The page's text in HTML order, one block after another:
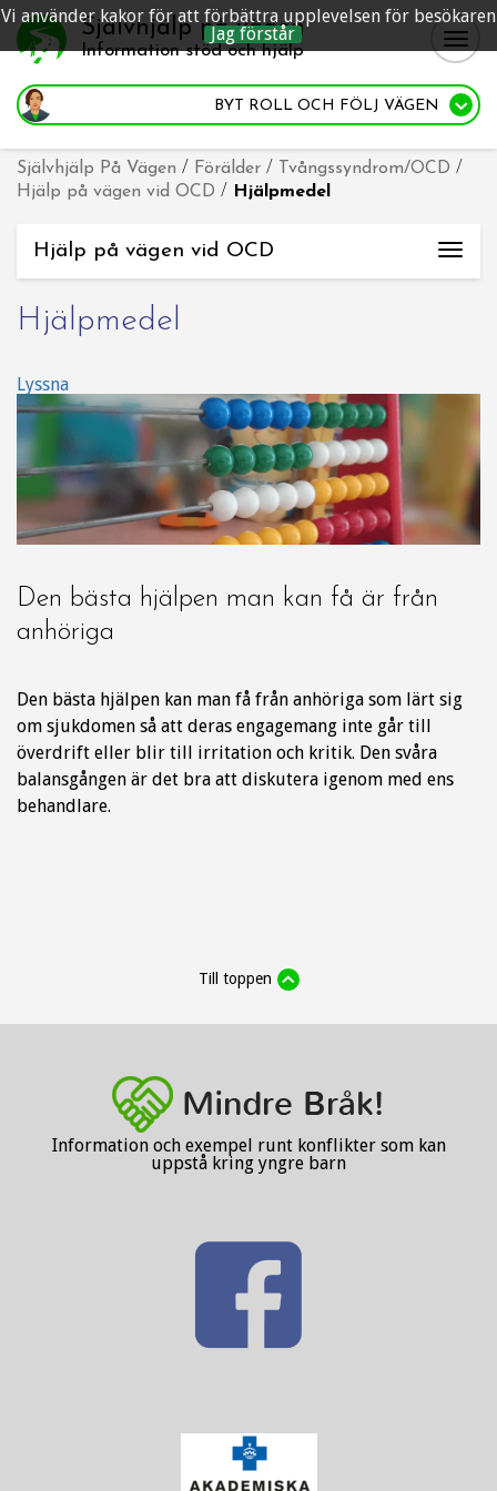
Vi använder kakor för att förbättra upplevelsen för besökaren
Jag förstår
Självhjälp på vägen
Information stöd och hjälp
BYT ROLL OCH FÖLJ VÄGEN
Självhjälp På Vägen / Förälder / Tvångssyndrom/OCD /
Hjälp på vägen vid OCD / Hjälpmedel
Hjälp på vägen vid OCD
Hjälpmedel
Lyssna
Den bästa hjälpen man kan få är från
anhöriga
Den bästa hjälpen kan man få från anhöriga som lärt sig
om sjukdomen så att deras engagemang inte går till
överdrift eller blir till irritation och kritik. Den svåra
balansgången är det bra att diskutera igenom med ens
behandlare.
Till toppen
Information och exempel runt konflikter som kan
uppstå kring yngre barn